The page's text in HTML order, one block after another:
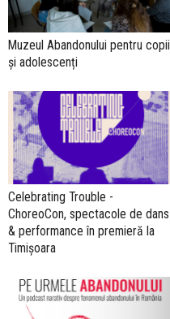
Muzeul Abandonului pentru copii
și adolescenți
Celebrating Trouble -
ChoreoCon, spectacole de dans
& performance în premieră la
Timișoara